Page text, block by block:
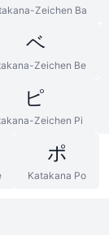
Zeichen Ba
ベ
Zeichen Be
ピ
Zeichen Pi
ポ
Katakana Po